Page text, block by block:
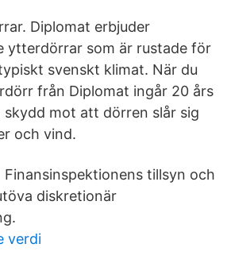
Diplomat erbjuder
ytterdörrar som är rustade för
svenskt klimat. När du
från Diplomat ingår 20 års
mot att dörren slår sig
och vind.
Finansinspektionens tillsyn och
diskretionär
verdi